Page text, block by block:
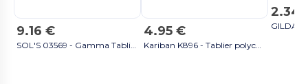
9.16 € 4.95 €
2.34